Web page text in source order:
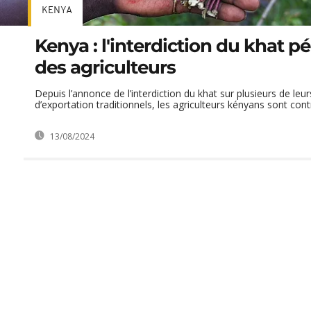
KENYA
Kenya : l'interdiction du khat
des agriculteurs
Depuis l’annonce de l’interdiction du khat sur plusieurs de
d’exportation traditionnels, les agriculteurs kényans sont
13/08/2024